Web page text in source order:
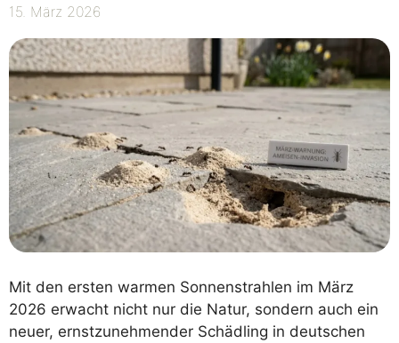
15. März 2026
Mit den ersten warmen Sonnenstrahlen im März
2026 erwacht nicht nur die Natur, sondern auch ein
neuer, ernstzunehmender Schädling in deutschen